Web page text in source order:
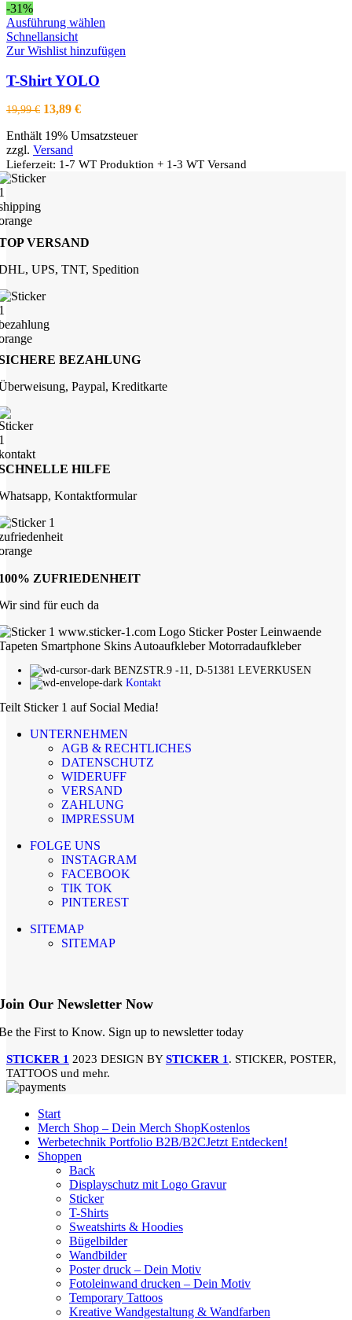
-31%
Ausführung wählen
weist
können
der
Schnellansicht
Zur Wishlist hinzufügen
T-Shirt YOLO
19,99€ Ursprünglicher
war:
19,99 €
13,89 €Aktueller
ist:
Enthält 19% Umsatzsteuer
zzgl. Versand
Lieferzeit: 1-7 WT Produktion + 1-3 WT Versand
VERSAND
UPS, TNT, Spedition
BEZAHLUNG
Paypal, Kreditkarte
HILFE
Kontaktformular
ZUFRIEDENHEIT
sind für euch da
BENZSTR.9 -11, D-51381 LEVERKUSEN
Kontakt
Sticker 1 auf Social Media!
UNTERNEHMEN
AGB & RECHTLICHES
DATENSCHUTZ
WIDERUFF
VERSAND
ZAHLUNG
IMPRESSUM
FOLGE UNS
INSTAGRAM
FACEBOOK
TIK TOK
PINTEREST
SITEMAP
SITEMAP
Our Newsletter Now
the First to Know. Sign up to newsletter today
STICKER 1 2023 DESIGN BYSTICKER 1 . STICKER, POSTER,
TATTOOS und mehr.
Start
Merch Shop – Dein Merch ShopKostenlos
Werbetechnik Portfolio B2B/B2CJetzt Entdecken!
Shoppen
Back
Displayschutz mit Logo Gravur
Sticker
T-Shirts
Sweatshirts & Hoodies
Bügelbilder
Wandbilder
Poster druck – Dein Motiv
Fotoleinwand drucken – Dein Motiv
Temporary Tattoos
Kreative Wandgestaltung & Wandfarben